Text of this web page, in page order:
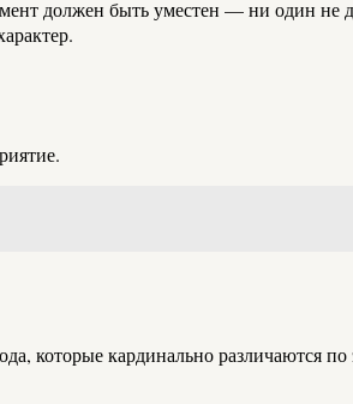
должен быть уместен — ни один
которые кардинально различаются